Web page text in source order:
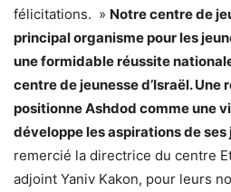
félicitations. » Notre centre de
principal organismepour les
une formidable réussite
centre de jeunesse d’Israël.
positionne Ashdod comme une
développe les aspirations de ses
remercié la directrice du centre
adjoint Yaniv Kakon, pour leurs